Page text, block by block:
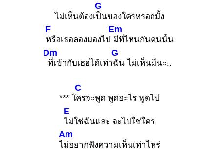
ไม่เห็นต้องเ
G
ป็นของใครหรอกมั้ง
F
หรือเธอลองมองไป
Em
มีที่ไหนกันคนนั้น
Dm
ที่เข้ากับเธอได้เท่า
G
ฉัน ไม่เห็นมีนะ..
*** ใ
C
ครจะพูด พูดอะไร พูดไป
E
ไม่ใช่ฉันและ จะไปใช่ใคร
ไ
Am
ม่อยากฟังความเห็นเท่าไหร่